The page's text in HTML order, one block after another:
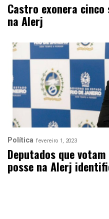
Castro exonera
na Alerj
Política fevereiro 1, 2023
Deputados que
posse na Alerj